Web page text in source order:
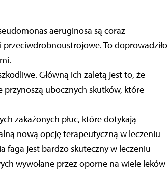
aeruginosa są coraz
To doprowadziło
Główną ich zaletą jest to, że
ubocznych skutków, które
zakażonych płuc, które dotykają
nową opcję terapeutyczną w leczeniu
faga jest bardzo skuteczny w leczeniu
wywołane przez oporne na wiele leków